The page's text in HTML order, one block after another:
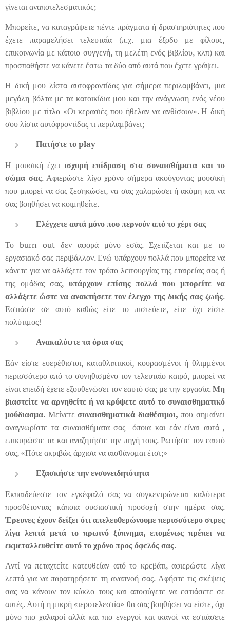
γίνεται αναποτελεσματικός;
Μπορείτε, να καταγράψετε πέντε πράγματα ή δραστηριότητες που
έχετε παραμελήσει τελευταία (π.χ. μια έξοδο με φίλους,
επικοινωνία με κάποιο συγγενή, τη μελέτη ενός βιβλίου, κλπ) και
προσπαθήστε να κάνετε έστω τα δύο από αυτά που έχετε γράψει.
Η δική μου λίστα αυτοφροντίδας για σήμερα περιλαμβάνει, μια
μεγάλη βόλτα με τα κατοικίδια μου και την ανάγνωση ενός νέου
βιβλίου με τίτλο «Οι κερασιές που ήθελαν να ανθίσουν». Η δική
σου λίστα αυτόφροντίδας τι περιλαμβάνει;
Πατήστε το play
Η μουσική έχει ισχυρή επίδραση στα συναισθήματα και το
σώμα σας. Αφιερώστε λίγο χρόνο σήμερα ακούγοντας μουσική
που μπορεί να σας ξεσηκώσει, να σας χαλαρώσει ή ακόμη και να
σας βοηθήσει να κοιμηθείτε.
Ελέγχετε αυτά μόνο που περνούν από το χέρι σας
Το burn out δεν αφορά μόνο εσάς. Σχετίζεται και με το
εργασιακό σας περιβάλλον. Ενώ υπάρχουν πολλά που μπορείτε να
κάνετε για να αλλάξετε τον τρόπο λειτουργίας της εταιρείας σας ή
της ομάδας σας, υπάρχουν επίσης πολλά που μπορείτε να
αλλάξετε ώστε να ανακτήσετε τον έλεγχο της δικής σας ζωής.
Εστιάστε σε αυτό καθώς είτε το πιστεύετε, είτε όχι είστε
πολύτιμος!
Ανακαλύψτε τα όρια σας
Εάν είστε ευερέθιστοι, καταθλιπτικοί, κουρασμένοι ή θλιμμένοι
περισσότερο από το συνηθισμένο τον τελευταίο καιρό, μπορεί να
είναι επειδή έχετε εξουθενώσει τον εαυτό σας με την εργασία.Μη
βιαστείτε να αρνηθείτε ή να κρύψετε αυτό το συναισθηματικό
μούδιασμα. Μείνετεσυναισθηματικά διαθέσιμοι, που σημαίνει
αναγνωρίστε τα συναισθήματα σας -όποια και εάν είναι αυτά-,
επικυρώστε τα και αναζητήστε την πηγή τους. Ρωτήστε τον εαυτό
σας, «Πότε ακριβώς άρχισα να αισθάνομαι έτσι;»
Εξασκήστε την ενσυνειδητότητα
Εκπαιδεύεστε τον εγκέφαλό σας να συγκεντρώνεται καλύτερα
προσθέτοντας κάποια ουσιαστική προσοχή στην ημέρα σας.
Έρευνες έχουν δείξει ότι απελευθερώνουμε περισσότερο στρες
λίγα λεπτά μετά το πρωινό ξύπνημα, επομένως πρέπει να
εκμεταλλευθείτε αυτό το χρόνο προς όφελός σας.
Αντί να πεταχτείτε κατευθείαν από το κρεβάτι, αφιερώστε λίγα
λεπτά για να παρατηρήσετε τη αναπνοή σας. Αφήστε τις σκέψεις
σας να κάνουν τον κύκλο τους και αποφύγετε να εστιάσετε σε
αυτές. Αυτή η μικρή «ιεροτελεστία» θα σας βοηθήσει να είστε, όχι
μόνο πιο χαλαροί αλλά και πιο ενεργοί και ικανοί να εστιάσετε